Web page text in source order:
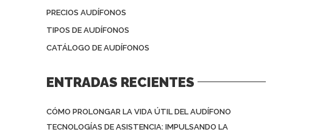
PRECIOS AUDÍFONOS
TIPOS DE AUDÍFONOS
CATÁLOGO DE AUDÍFONOS
ENTRADAS RECIENTES
CÓMO PROLONGAR LA VIDA ÚTIL DEL AUDÍFONO
TECNOLOGÍAS DE ASISTENCIA: IMPULSANDO LA